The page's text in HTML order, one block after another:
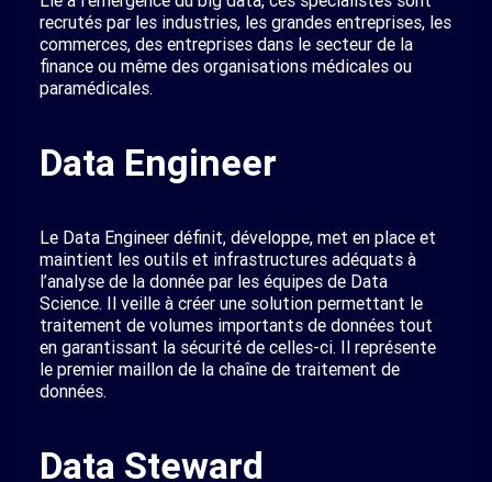
recrutés par les industries, les grandes entreprises, les
commerces, des entreprises dans le secteur de la
finance ou même des organisations médicales ou
paramédicales.
Data Engineer
Le Data Engineer définit, développe, met en place et
maintient les outils et infrastructures adéquats à
l’analyse de la donnée par les équipes de Data
Science. Il veille à créer une solution permettant le
traitement de volumes importants de données tout
en garantissant la sécurité de celles-ci. Il représente
le premier maillon de la chaîne de traitement de
données.
Data Steward